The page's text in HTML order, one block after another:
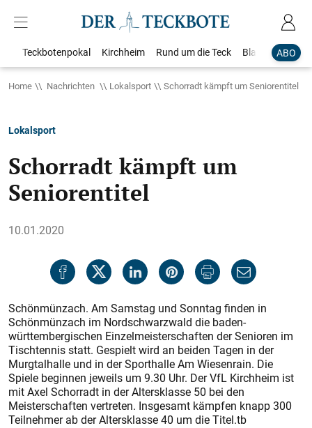
ABO
Teckbotenpokal Kirchheim Rund um die Teck Blaulicht
Home Nachrichten Lokalsport Schorradt kämpft um Seniorentitel
Lokalsport
Schorradt kämpft um
Seniorentitel
10.01.2020
Schönmünzach. Am Samstag und Sonntag finden in
Schönmünzach im Nordschwarzwald die baden-
württembergischen Einzelmeisterschaften der Senioren im
Tischtennis statt. Gespielt wird an beiden Tagen in der
Murgtalhalle und in der Sporthalle Am Wiesenrain. Die
Spiele beginnen jeweils um 9.30 Uhr. Der VfL Kirchheim ist
mit Axel Schorradt in der Altersklasse 50 bei den
Meisterschaften vertreten. Insgesamt kämpfen knapp 300
Teilnehmer ab der Altersklasse 40 um die Titel.tb